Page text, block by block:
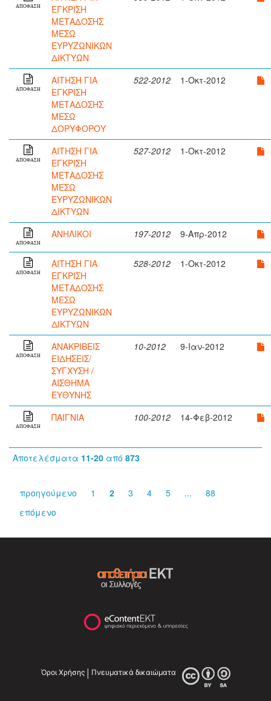
ΑΠΟΦΑΣΗ
ΕΓΚΡΙΣΗ
ΜΕΤΑΔΟΣΗΣ
ΜΕΣΩ
ΕΥΡΥΖΩΝΙΚΩΝ
ΔΙΚΤΥΩΝ
ΑΠΟΦΑΣΗ
ΑΙΤΗΣΗ ΓΙΑ
ΕΓΚΡΙΣΗ
ΜΕΤΑΔΟΣΗΣ
ΜΕΣΩ
ΔΟΡΥΦΟΡΟΥ
522-2012 1-Οκτ-2012
ΑΠΟΦΑΣΗ
ΑΙΤΗΣΗ ΓΙΑ
ΕΓΚΡΙΣΗ
ΜΕΤΑΔΟΣΗΣ
ΜΕΣΩ
ΕΥΡΥΖΩΝΙΚΩΝ
ΔΙΚΤΥΩΝ
527-2012 1-Οκτ-2012
ΑΠΟΦΑΣΗ
ΑΝΗΛΙΚΟΙ 197-2012 9-Απρ-2012
ΑΠΟΦΑΣΗ
ΑΙΤΗΣΗ ΓΙΑ
ΕΓΚΡΙΣΗ
ΜΕΤΑΔΟΣΗΣ
ΜΕΣΩ
ΕΥΡΥΖΩΝΙΚΩΝ
ΔΙΚΤΥΩΝ
528-2012 1-Οκτ-2012
ΑΠΟΦΑΣΗ
ΑΝΑΚΡΙΒΕΙΣ
ΕΙΔΗΣΕΙΣ/
ΣΥΓΧΥΣΗ /
ΑΙΣΘΗΜΑ
ΕΥΘΥΝΗΣ
10-2012 9-Ιαν-2012
ΑΠΟΦΑΣΗ
ΠΑΙΓΝΙΑ 100-2012 14-Φεβ-2012
Αποτελέσματα 11-20 από 873
προηγούμενο 1 2 3 4 5 ...
88
επόμενο